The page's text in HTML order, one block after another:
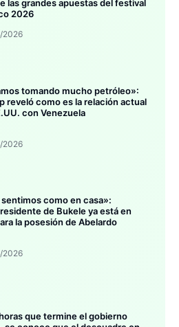
las grandes apuestas del festival
2026
2026
tomando mucho petróleo»:
reveló como es la relación actual
con Venezuela
2026
sentimos como en casa»:
de Bukele ya está en
la posesión de Abelardo
2026
que termine el gobierno